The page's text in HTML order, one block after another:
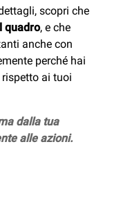
scopri che
quadro, e che
anche con
perché hai
ai tuoi
dalla tua
alle azioni.